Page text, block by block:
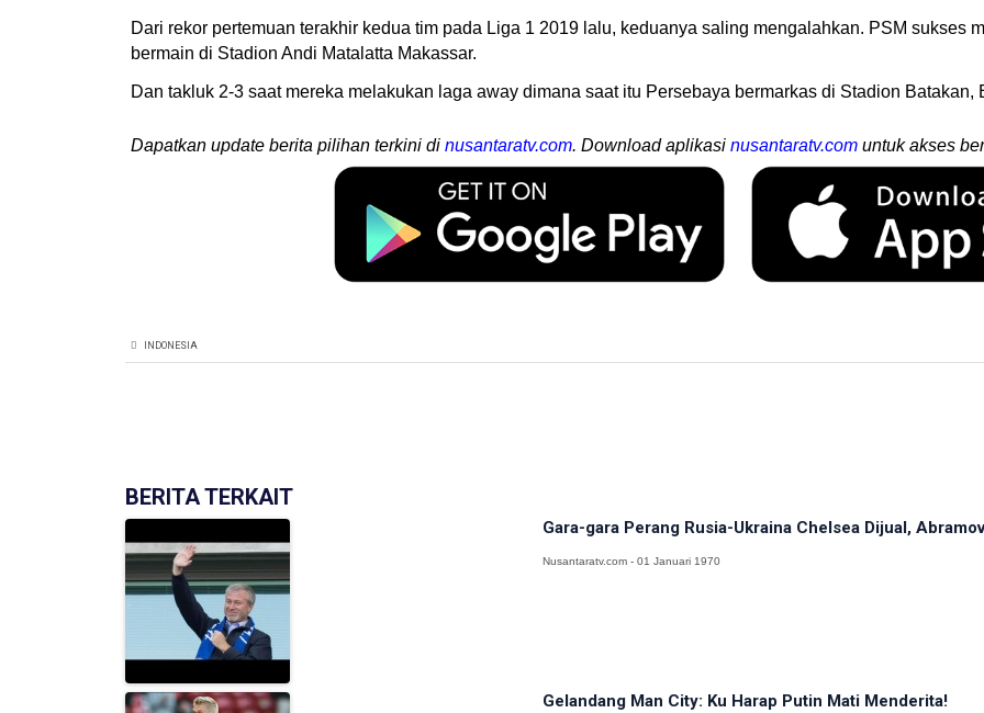
Dari rekor pertemuan terakhir kedua tim pada Liga 1 2019 lalu, keduanya saling mengalahkan. PSM sukses
bermain di Stadion Andi Matalatta Makassar.
Dan takluk 2-3 saat mereka melakukan laga away dimana saat itu Persebaya bermarkas di Stadion Batakan,
Dapatkan update berita pilihan terkini di nusantaratv.com. Download aplikasi nusantaratv.com untuk akses
INDONESIA
BERITA TERKAIT
Gara-gara Perang Rusia-Ukraina Chelsea Dijual,
Nusantaratv.com - 01 Januari 1970
Gelandang Man City: Ku Harap Putin Mati Menderita!